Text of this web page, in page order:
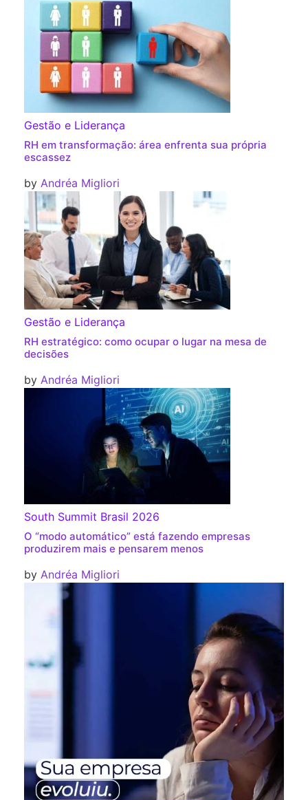
Gestão e Liderança
RH em transformação: área enfrenta sua própria
escassez
by Andréa Migliori
Gestão e Liderança
RH estratégico: como ocupar o lugar na mesa de
decisões
by Andréa Migliori
South Summit Brasil 2026
O “modo automático” está fazendo empresas
produzirem mais e pensarem menos
by Andréa Migliori